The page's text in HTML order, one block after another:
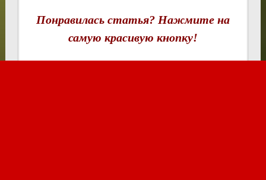
Понравилась статья? Нажмите на
самую красивую кнопку!